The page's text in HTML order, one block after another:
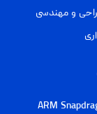
و مهندسی